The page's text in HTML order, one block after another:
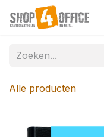
Overslaan naar inhoud
Alle producten